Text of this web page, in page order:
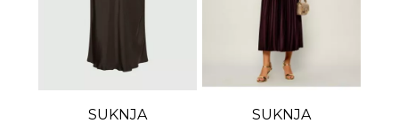
SUKNJA SUKNJA